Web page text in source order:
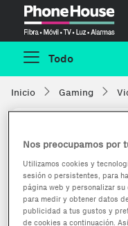
Todo
Inicio Gaming
Nos preocupamos por
Utilizamos cookies y
sesión o persistentes, para
página web y personalizar
para medir y obtener datos
publicidad a tus gustos y
de cookies a continuación.